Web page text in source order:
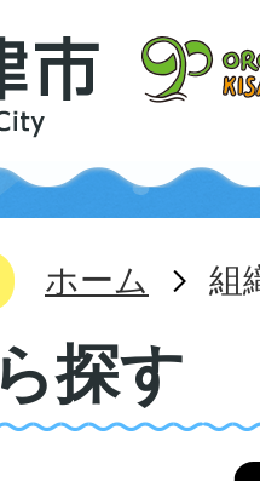
ホーム 組
探す